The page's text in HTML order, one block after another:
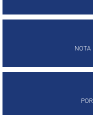
NOTA